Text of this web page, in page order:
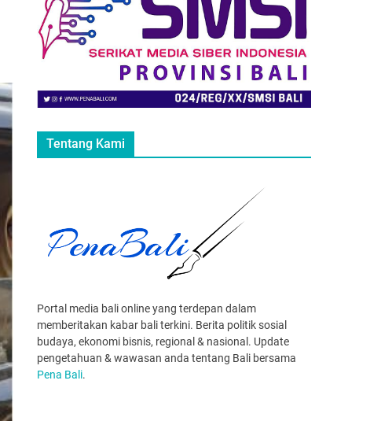
Tentang Kami
Portal media bali online yang terdepan dalam
memberitakan kabar bali terkini. Berita politik sosial
budaya, ekonomi bisnis, regional & nasional. Update
pengetahuan & wawasan anda tentang Bali bersama
Pena Bali.